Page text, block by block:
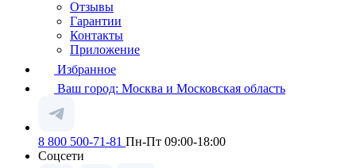
Отзывы
Гарантии
Контакты
Приложение
Избранное
Ваш город: Москва и Московская область
8 800 500-71-81 Пн-Пт 09:00-18:00
Соцсети